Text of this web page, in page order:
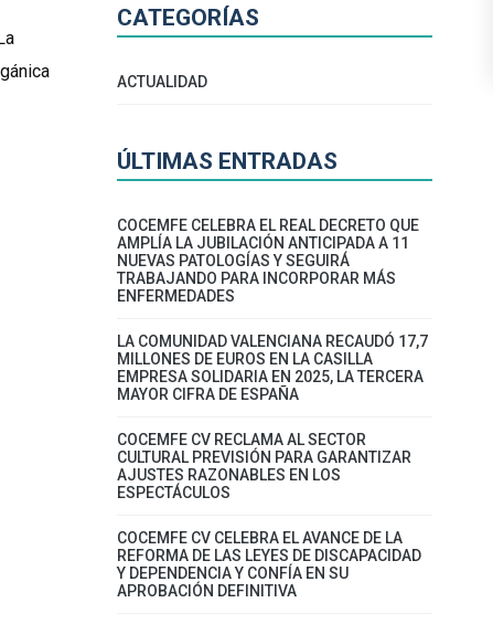
CATEGORÍAS
ACTUALIDAD
ÚLTIMAS ENTRADAS
COCEMFE CELEBRA EL REAL DECRETO QUE
AMPLÍA LA JUBILACIÓN ANTICIPADA A 11
NUEVAS PATOLOGÍAS Y SEGUIRÁ
TRABAJANDO PARA INCORPORAR MÁS
ENFERMEDADES
LA COMUNIDAD VALENCIANA RECAUDÓ 17,7
MILLONES DE EUROS EN LA CASILLA
EMPRESA SOLIDARIA EN 2025, LA TERCERA
MAYOR CIFRA DE ESPAÑA
COCEMFE CV RECLAMA AL SECTOR
CULTURAL PREVISIÓN PARA GARANTIZAR
AJUSTES RAZONABLES EN LOS
ESPECTÁCULOS
COCEMFE CV CELEBRA EL AVANCE DE LA
REFORMA DE LAS LEYES DE DISCAPACIDAD
Y DEPENDENCIA Y CONFÍA EN SU
APROBACIÓN DEFINITIVA